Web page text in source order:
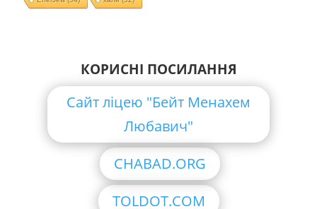
КОРИСНІ ПОСИЛАННЯ
Сайт ліцею "Бейт Менахем
Любавич"
CHABAD.ORG
TOLDOT.COM